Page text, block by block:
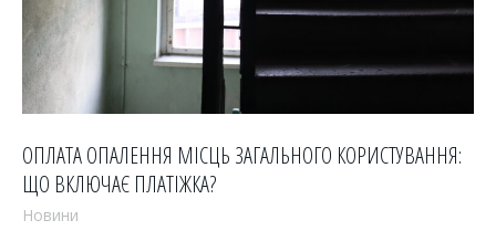
ОПЛАТА ОПАЛЕННЯ МІСЦЬ ЗАГАЛЬНОГО КОРИСТУВАННЯ:
ЩО ВКЛЮЧАЄ ПЛАТІЖКА?
Новини